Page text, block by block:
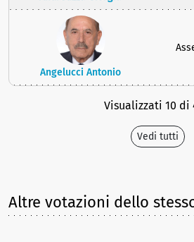
Angelucci Antonio
Visualizzati 10 di
Vedi tutti
Altre votazioni dello